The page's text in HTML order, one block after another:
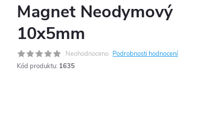
Magnet Neodymový
10x5mm
Neohodnoceno Podrobnosti hodnocení
Kód produktu: 1635